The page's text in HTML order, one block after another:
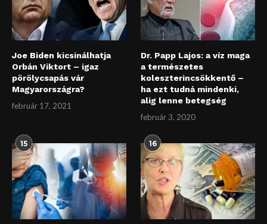
Joe Biden kicsinálhatja
Orbán Viktort – igaz
pörölycsapás vár
Magyarországra?
február 17, 2021
Dr. Papp Lajos: a víz maga
a természetes
koleszterincsökkentő –
ha ezt tudná mindenki,
alig lenne betegség
február 3, 2020
15 16